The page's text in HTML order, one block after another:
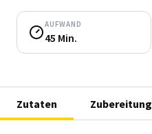
AUFWAND
45 Min.
Zutaten Zubereitung